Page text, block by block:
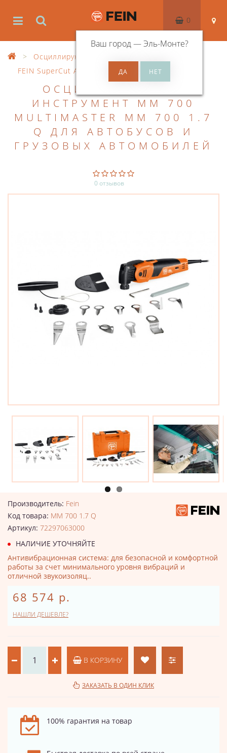
Ваш город —Эль-Монте?
0
Осциллирующий инструмент
FEIN SuperCut Automotive
ОСЦИЛЛИРУЮЩИЙ
ИНСТРУМЕНТ MM 700
MULTIMASTER MM 700 1.7
Q ДЛЯ АВТОБУСОВ И
ГРУЗОВЫХ АВТОМОБИЛЕЙ
0 отзывов
Производитель: Fein
Код товара: MM 700 1.7 Q
Артикул: 72297063000
НАЛИЧИЕ УТОЧНЯЙТЕ
Антивибрационная система: для безопасной и комфортной
работы за счет минимального уровня вибраций и
отличной звукоизоляц..
68 574 р.
НАШЛИ ДЕШЕВЛЕ?
В КОРЗИНУ
ЗАКАЗАТЬ В ОДИН КЛИК
100% гарантия на товар